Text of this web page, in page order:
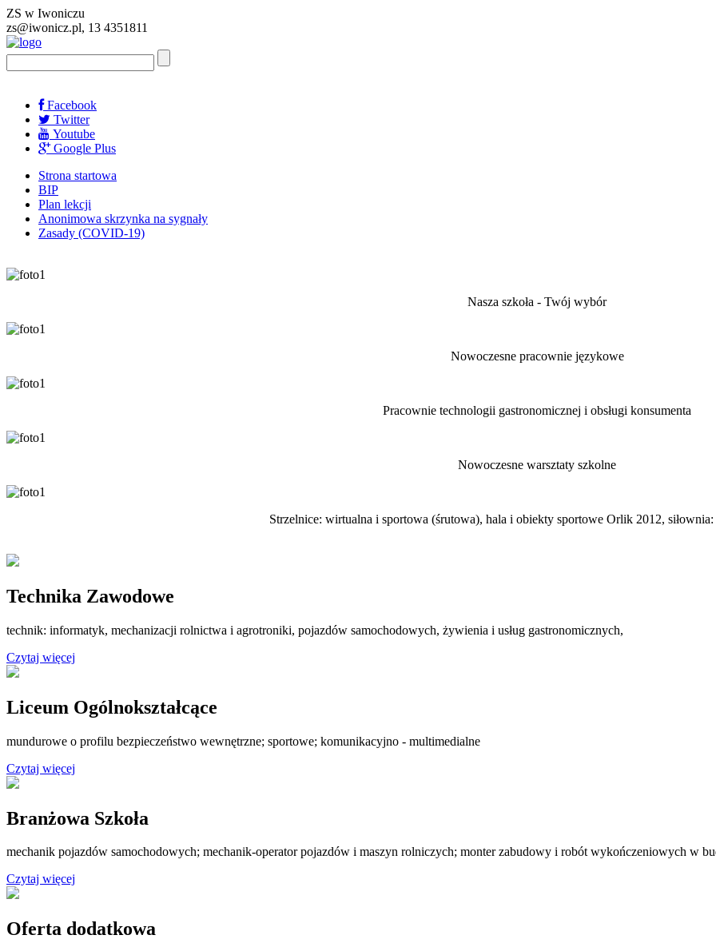
ZS w Iwoniczu
zs@iwonicz.pl, 13 4351811
Facebook
Twitter
Youtube
Google Plus
Strona startowa
BIP
Plan lekcji
Anonimowa skrzynka na sygnały
Zasady (COVID-19)
Nasza szkoła - Twój wybór
Nowoczesne pracownie językowe
Pracownie technologii gastronomicznej i obsługi konsumenta
Nowoczesne warsztaty szkolne
Strzelnice: wirtualna i sportowa (śrutowa), hala i obiekty sportowe Orlik 2012,
Technika Zawodowe
technik: informatyk, mechanizacji rolnictwa i agrotroniki, pojazdów samochodowych, żywienia i usług gastronomicznych,
Czytaj więcej
Liceum Ogólnokształcące
mundurowe o profilu bezpieczeństwo wewnętrzne; sportowe; komunikacyjno - multimedialne
Czytaj więcej
Branżowa Szkoła
mechanik pojazdów samochodowych; mechanik-operator pojazdów i maszyn rolniczych; monter zabudowy i robót wykończeniowych w
Czytaj więcej
Oferta dodatkowa